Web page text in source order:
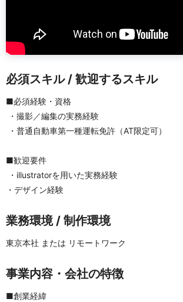
必須スキル / 歓迎するスキル
■必須経験・資格
・撮影／編集の実務経験
・普通自動車第一種運転免許（AT限定可）
■歓迎要件
・illustratorを用いた実務経験
・デザイン経験
業務環境 / 制作環境
東京本社 または リモートワーク
事業内容・会社の特徴
■創業経緯